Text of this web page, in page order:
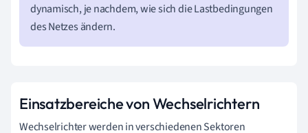
dynamisch, je nachdem, wie sich die Lastbedingungen
des Netzes ändern.
Einsatzbereiche von Wechselrichtern
Wechselrichter werden in verschiedenen Sektoren